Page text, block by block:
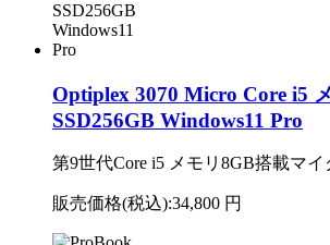
Optiplex 3070 Micro Core i5
SSD256GB Windows11 Pro
第9世代Core i5 メモリ8GB搭載マ
販売価格(税込):34,800 円